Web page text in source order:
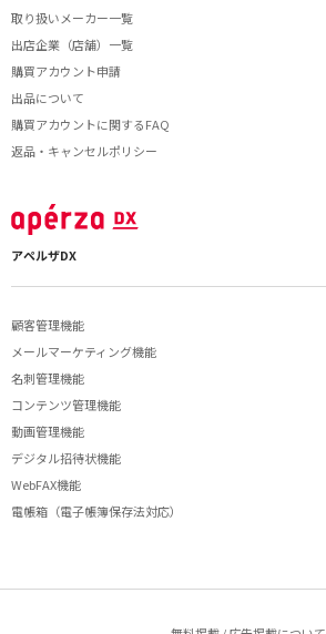
取り扱いメーカー一覧
出店企業（店舗）一覧
購買アカウント申請
出品について
購買アカウントに関するFAQ
返品・キャンセルポリシー
アペルザDX
顧客管理機能
メールマーケティング機能
名刺管理機能
コンテンツ管理機能
動画管理機能
デジタル招待状機能
WebFAX機能
電帳箱（電子帳簿保存法対応）